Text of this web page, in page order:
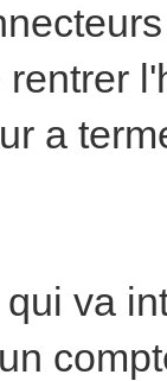
rentrer
a
va